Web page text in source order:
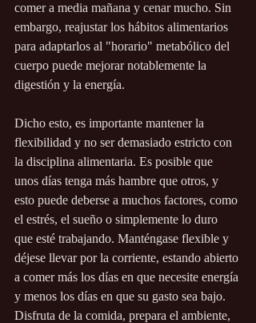
comer a media mañana y cenar mucho. Sin
embargo, reajustar los hábitos alimentarios
para adaptarlos al "horario" metabólico del
cuerpo puede mejorar notablemente la
digestión y la energía.
Dicho esto, es importante mantener la
flexibilidad y no ser demasiado estricto con
la disciplina alimentaria. Es posible que
unos días tenga más hambre que otros, y
esto puede deberse a muchos factores, como
el estrés, el sueño o simplemente lo duro
que esté trabajando. Manténgase flexible y
déjese llevar por la corriente, estando abierto
a comer más los días en que necesite energía
y menos los días en que su gasto sea bajo.
Disfruta de la comida, prepara el ambiente,